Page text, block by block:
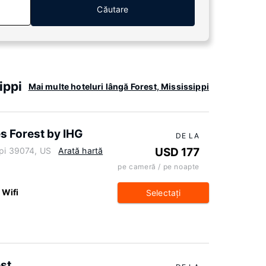
Căutare
Mai multe hoteluri lângă Forest, Mississippi
Forest by IHG
39074, US Arată hartă
Wifi
DE LA
USD 177
pe cameră / pe noapte
Selectaţi